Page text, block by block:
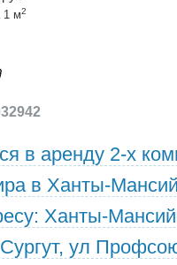
1 м2
в аренду 2-х
в Ханты-
Ханты-
ул